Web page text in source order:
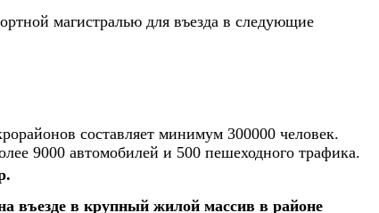
магистралью для въезда в следующие
составляет минимум 300000 человек.
9000 автомобилей и 500 пешеходного трафика.
въезде в крупный жилой массив в районе